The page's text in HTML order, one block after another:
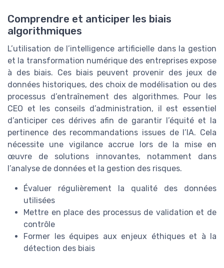
Comprendre et anticiper les biais
algorithmiques
L’utilisation de l’intelligence artificielle dans la gestion
et la transformation numérique des entreprises expose
à des biais. Ces biais peuvent provenir des jeux de
données historiques, des choix de modélisation ou des
processus d’entraînement des algorithmes. Pour les
CEO et les conseils d’administration, il est essentiel
d’anticiper ces dérives afin de garantir l’équité et la
pertinence des recommandations issues de l’IA. Cela
nécessite une vigilance accrue lors de la mise en
œuvre de solutions innovantes, notamment dans
l’analyse de données et la gestion des risques.
Évaluer régulièrement la qualité des données
utilisées
Mettre en place des processus de validation et de
contrôle
Former les équipes aux enjeux éthiques et à la
détection des biais